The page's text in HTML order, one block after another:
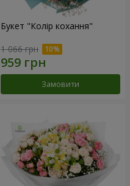
Букет "Колір кохання"
1 066 грн
Замовити